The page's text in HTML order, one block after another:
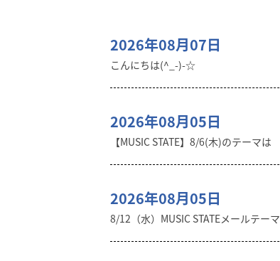
2026年08月07日
こんにちは(^_-)-☆
2026年08月05日
【MUSIC STATE】8/6(木)のテーマは
2026年08月05日
8/12（水）MUSIC STATEメールテーマ